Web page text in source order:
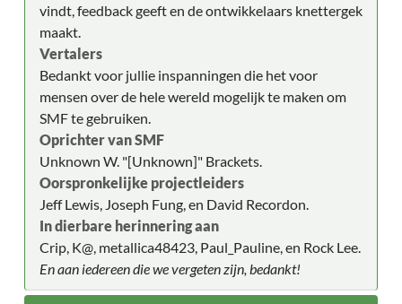
vindt, feedback geeft en de ontwikkelaars knettergek
maakt.
Vertalers
Bedankt voor jullie inspanningen die het voor
mensen over de hele wereld mogelijk te maken om
SMF te gebruiken.
Oprichter van SMF
Unknown W. "[Unknown]" Brackets.
Oorspronkelijke projectleiders
Jeff Lewis, Joseph Fung, en David Recordon.
In dierbare herinnering aan
Crip, K@, metallica48423, Paul_Pauline, en Rock Lee.
En aan iedereen die we vergeten zijn, bedankt!